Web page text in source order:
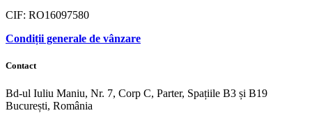
CIF: RO16097580
Condiții generale de vânzare
Contact
Bd-ul Iuliu Maniu, Nr. 7, Corp C, Parter, Spațiile B3 și B19
București, România